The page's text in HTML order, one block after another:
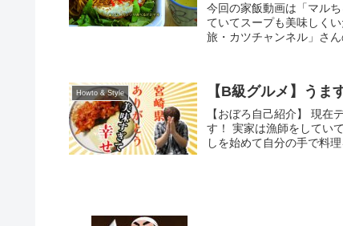
今回の家飯動画は「マル
ていてスープも美味しく
旅・カツチャンネル」さ
Howto & Style 【B級グルメ】うま
【おぼろ自己紹介】 現
す！ 実家は漁師をしてい
しを始めて自分の手で料